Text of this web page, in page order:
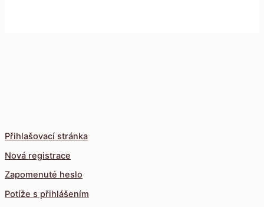
Přihlašovací stránka
Nová registrace
Zapomenuté heslo
Potíže s přihlášením